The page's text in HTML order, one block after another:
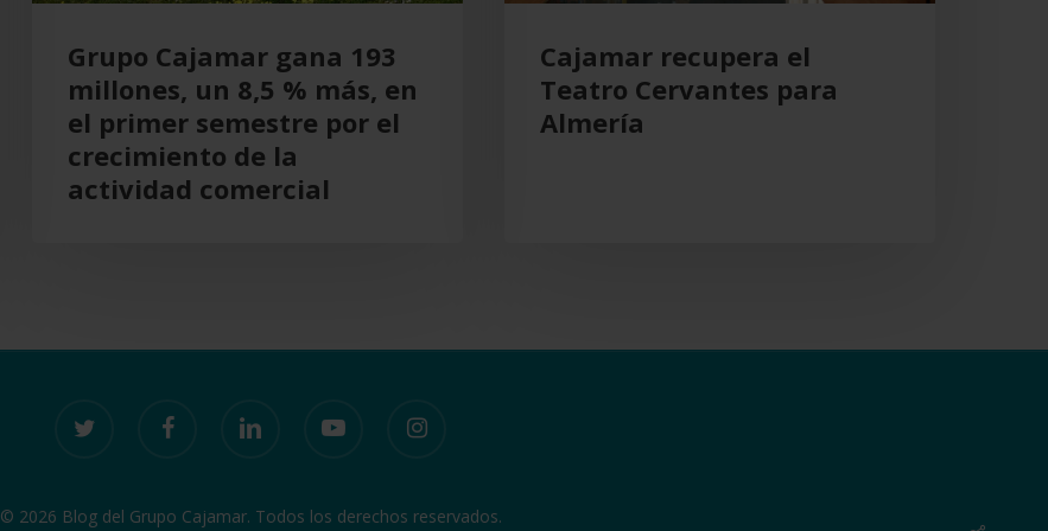
primer
semestre
Grupo Cajamar gana 193
millones, un 8,5 % más, en
el primer semestre por el
crecimiento de la
actividad comercial
Cajamar recupera el
Teatro Cervantes para
Almería
© 2026 Blog del Grupo Cajamar. Todos los derechos reservados.